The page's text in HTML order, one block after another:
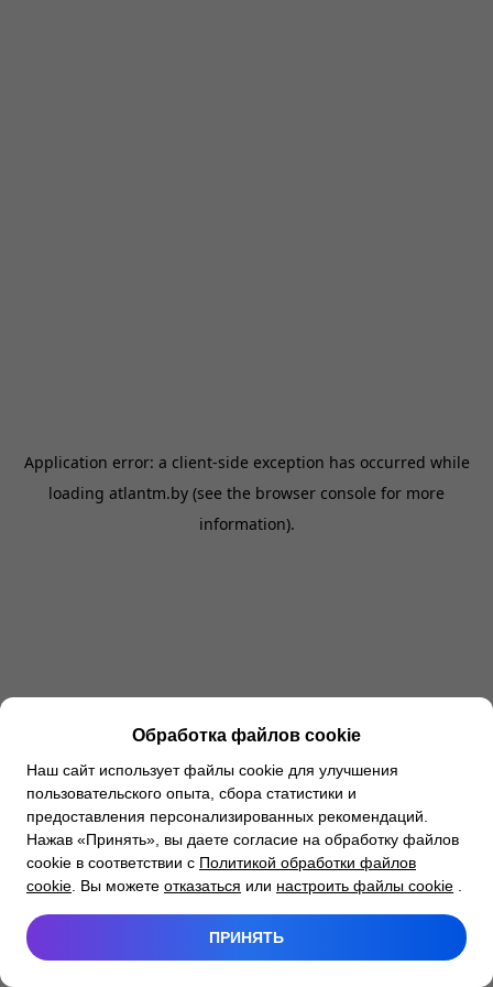
Application error: a client-side exception has occurred while
loading atlantm.by (see the browser console for more
information).
Обработка файлов cookie
Наш сайт использует файлы cookie для улучшения
пользовательского опыта, сбора статистики и
предоставления персонализированных рекомендаций.
Нажав «Принять», вы даете согласие на обработку файлов
cookie в соответствии с Политикой обработки файлов
cookie . Вы можете отказаться или настроить файлы cookie
ПРИНЯТЬ